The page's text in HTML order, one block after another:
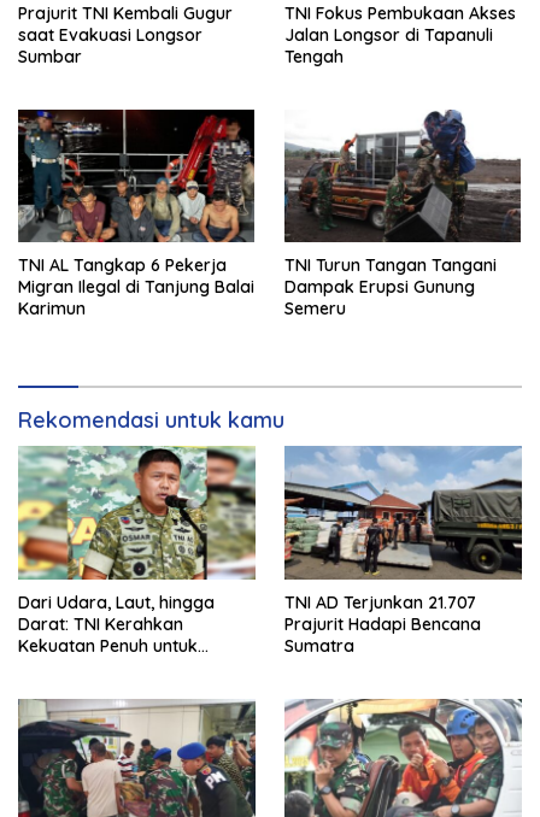
Prajurit TNI Kembali Gugur
saat Evakuasi Longsor
Sumbar
TNI Fokus Pembukaan Akses
Jalan Longsor di Tapanuli
Tengah
TNI AL Tangkap 6 Pekerja
Migran Ilegal di Tanjung Balai
Karimun
TNI Turun Tangan Tangani
Dampak Erupsi Gunung
Semeru
Rekomendasi untuk kamu
Dari Udara, Laut, hingga
Darat: TNI Kerahkan
Kekuatan Penuh untuk
TNI AD Terjunkan 21.707
Prajurit Hadapi Bencana
Sumatra